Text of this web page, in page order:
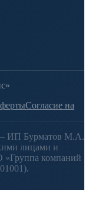
Согласие на
— ИП Бурматов М.А.
лицами и
компаний